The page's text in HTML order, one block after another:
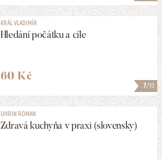
7/10
KRÁL VLADIMÍR
Hledání počátku a cíle
60 Kč
UHRIN ROMAN
Zdravá kuchyňa v praxi (slovensky)